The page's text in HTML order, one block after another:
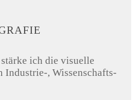
ich die visuelle
Industrie-, Wissenschafts-